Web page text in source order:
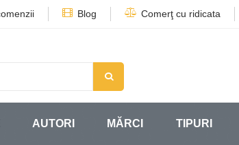
Blog Comerţ cu ridicata
AUTORI MĂRCI TIPURI